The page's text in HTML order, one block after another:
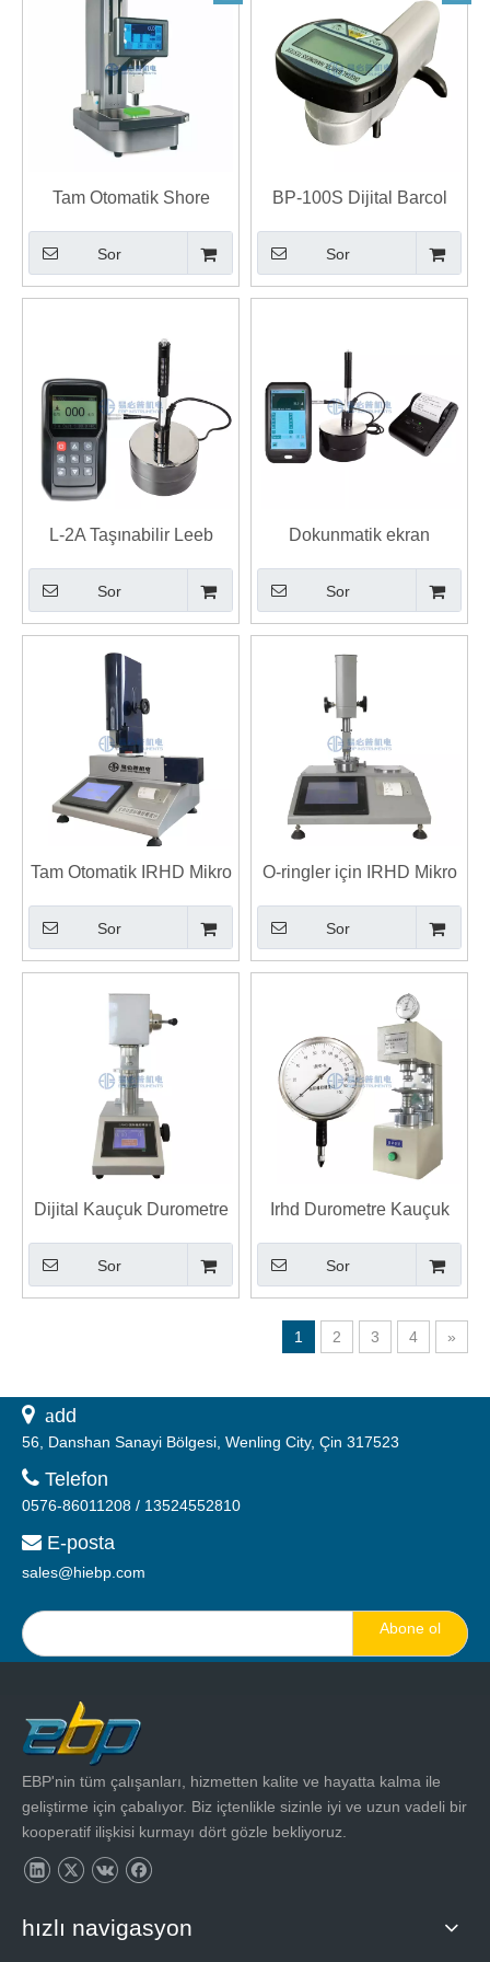
Tam Otomatik Shore
Sertlik Ölçme Cihazı A D
OO Durometre
Sor
BP-100S Dijital Barcol
Sertlik Ölçme Cihazı
Alüminyum için EBP
Impressör
Sor
L-2A Taşınabilir Leeb
Sertlik Ölçme Cihazı EBP
Yüksek Doğruluk Test
Aracı
Sor
Dokunmatik ekran
kontrolü ile taşınabilir
sertlik test cihazı
Sor
Tam Otomatik IRHD Mikro
Durometre O-halkaları
Sertlik Mikro Testi
Sor
O-ringler için IRHD Mikro
Sertlik Test Cihazı
Mikrotest
Sor
Dijital Kauçuk Durometre
IRHD Sertlik Test Cihazı
Sor
Irhd Durometre Kauçuk
Sertlik Test Cihazı
Sor
1 2 3 4 »
 add
56, Danshan Sanayi Bölgesi, Wenling City, Çin 317523
 Telefon
0576-86011208 / 13524552810
 E-posta
sales@hiebp.com
Abone ol
EBP'nin tüm çalışanları, hizmetten kalite ve hayatta kalma ile
geliştirme için çabalıyor. Biz içtenlikle sizinle iyi ve uzun vadeli bir
kooperatif ilişkisi kurmayı dört gözle bekliyoruz.
hızlı navigasyon